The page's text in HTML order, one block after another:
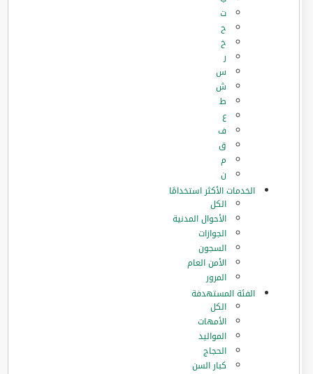
ت
ح
خ
ر
س
ش
ط
ع
ف
ق
م
ن
الخدمات الأكثر استخدامًا
الكل
الأحوال المدنية
الجوازات
السجون
الأمن العام
المرور
الفئة المستهدفة
الكل
الأمهات
المواليد
الحجاج
كبار السن